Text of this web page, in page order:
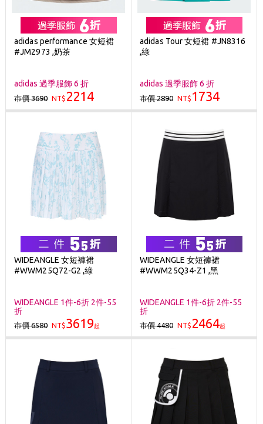
adidas performance 女短裙
#JM2973 ,奶茶
adidas 過季服飾 6 折
市價 3690 NT$ 2214
adidas Tour 女短裙 #JN8316
,綠
adidas 過季服飾 6 折
市價 2890 NT$ 1734
WIDEANGLE 女短褲裙
#WWM25Q72-G2 ,綠
WIDEANGLE 1件-6折 2件-55
折
市價 6580 NT$3619起
WIDEANGLE 女短褲裙
#WWM25Q34-Z1 ,黑
WIDEANGLE 1件-6折 2件-55
折
市價 4480 NT$ 2464起